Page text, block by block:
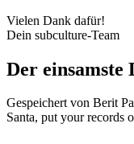
Vielen Dank dafür!
Dein subculture-Team
Der einsamste
Gespeichert von Berit
Santa, put your records